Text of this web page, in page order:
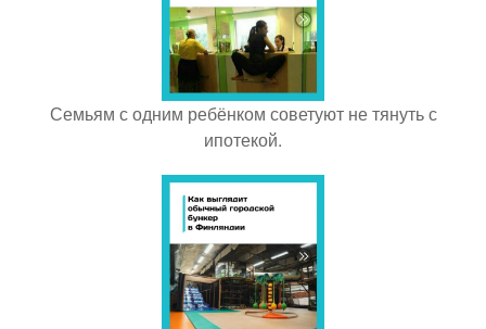
Семьям с одним ребёнком советуют не тянуть с
ипотекой.